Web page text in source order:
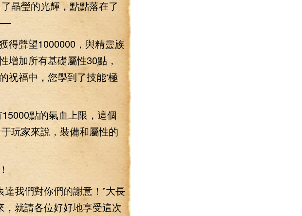
晶瑩的光輝，點點落在了
聲望1000000，與精靈族
增加所有基礎屬性30點，
祝福中，您學到了技能‘極
點的氣血上限，這個
玩家來說，裝備和屬性的
我們對你們的謝意！”大長
就請各位好好地享受這次